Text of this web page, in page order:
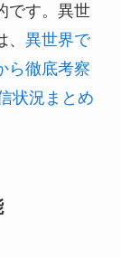
です。異世
異世界で
ら徹底考察
状況まとめ